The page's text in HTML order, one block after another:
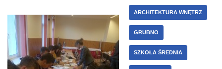
ARCHITEKTURA WNĘTRZ
GRUBNO
SZKOŁA ŚREDNIA